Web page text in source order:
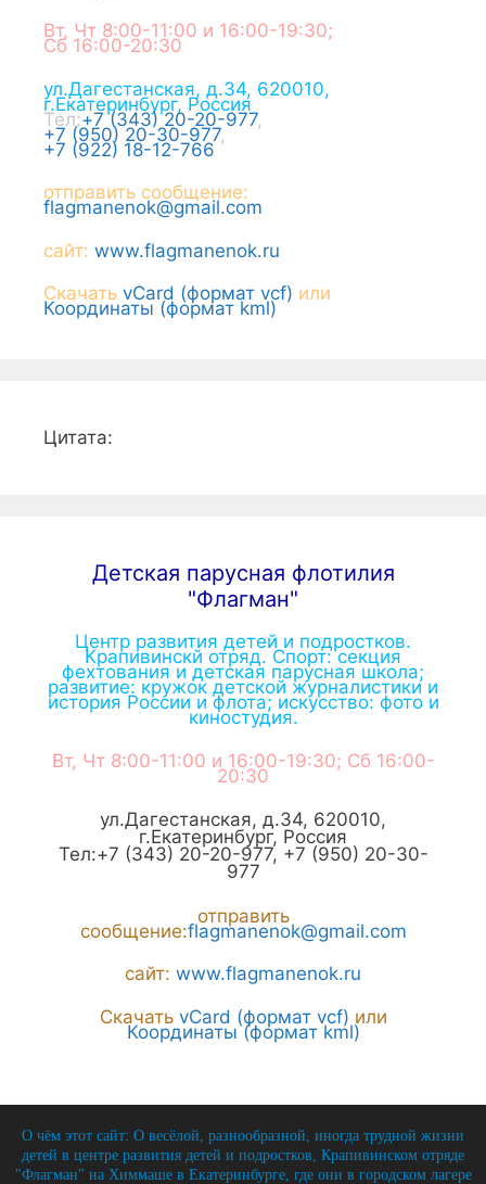
Вт, Чт 8:00-11:00 и 16:00-19:30;
Сб 16:00-20:30
ул.Дагестанская, д.34, 620010,
г.Екатеринбург, Россия
Тел:+7 (343) 20-20-977,
+7 (950) 20-30-977,
+7 (922) 18-12-766
отправить сообщение:
flagmanenok@gmail.com
сайт: www.flagmanenok.ru
Скачать vCard (формат vcf) или
Координаты (формат kml)
Цитата:
Детская парусная флотилия
"Флагман"
Центр развития детей и подростков.
Крапивинскй отряд. Спорт: секция
фехтования и детская парусная школа;
развитие: кружок детской журналистики и
история России и флота; искусство: фото и
киностудия.
Вт, Чт 8:00-11:00 и 16:00-19:30; Сб 16:00-
20:30
ул.Дагестанская, д.34, 620010,
г.Екатеринбург, Россия
Тел:+7 (343) 20-20-977, +7 (950) 20-30-
977
отправить
сообщение:flagmanenok@gmail.com
сайт: www.flagmanenok.ru
Скачать vCard (формат vcf) или
Координаты (формат kml)
О чём этот сайт: О весёлой, разнообразной, иногда трудной жизни
детей в центре развития детей и подростков, Крапивинском отряде
"Флагман" на Химмаше в Екатеринбурге, где они в городском лагере